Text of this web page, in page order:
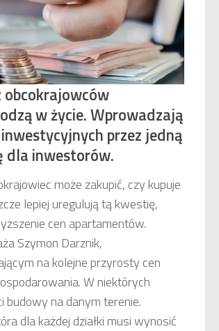
obcokrajowców
w życie. Wprowadzają
przez jedną
dla inwestorów.
może zakupić, czy kupuje
lepiej uregulują tą kwestię,
cen apartamentów.
Szymon Darznik,
na kolejne przyrosty cen
W niektórych
budowy na danym terenie.
dla każdej działki musi wynosić